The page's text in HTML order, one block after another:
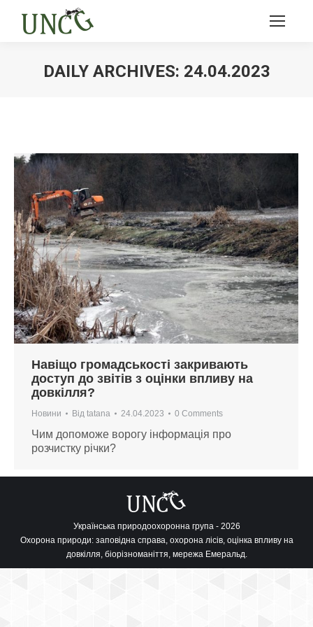
DAILY ARCHIVES: 24.04.2023
Навіщо громадськості закривають
доступ до звітів з оцінки впливу на
довкілля?
Новини Від tatana 24.04.2023 0 Comments
Чим допоможе ворогу інформація про
розчистку річки?
Українська природоохоронна група - 2026
Охорона природи: заповідна справа, охорона лісів, оцінка впливу на
довкілля, біорізноманіття, мережа Емеральд.